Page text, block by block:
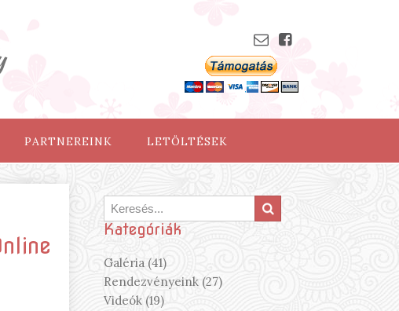
PARTNEREINK LETÖLTÉSEK
Kategóriák
Galéria (41)
Rendezvényeink (27)
Videók (19)